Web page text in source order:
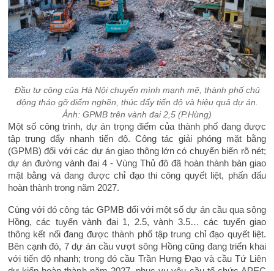
Đầu tư công của Hà Nội chuyển mình mạnh mẽ, thành phố chủ
động tháo gỡ điểm nghẽn, thúc đẩy tiến độ và hiệu quả dự án.
Ảnh: GPMB trên vành đai 2,5 (P.Hùng)
Một số công trình, dự án trọng điểm của thành phố đang được
tập trung đẩy nhanh tiến độ. Công tác giải phóng mặt bằng
(GPMB) đối với các dự án giao thông lớn có chuyển biến rõ nét;
dự án đường vành đai 4 - Vùng Thủ đô đã hoàn thành bàn giao
mặt bằng và đang được chỉ đạo thi công quyết liệt, phấn đấu
hoàn thành trong năm 2027.
Cùng với đó công tác GPMB đối với một số dự án cầu qua sông
Hồng, các tuyến vành đai 1, 2.5, vành 3.5… các tuyến giao
thông kết nối đang được thành phố tập trung chỉ đạo quyết liệt.
Bên cạnh đó, 7 dự án cầu vượt sông Hồng cũng đang triển khai
với tiến độ nhanh; trong đó cầu Trần Hưng Đạo và cầu Tứ Liên